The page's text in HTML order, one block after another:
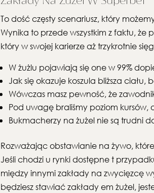
To dość częsty scenariusz, który
Wynika to przede wszystkim z faktu,
który w swojej karierze aż trzykrotnie
W żużlu pojawiają się one w 99%
Jak się okazuje koszula bliższa ciału,
Wówczas masz pewność, że
Pod uwagę braliśmy poziom
Bukmacherzy na żużel nie są trudni
Rozważając obstawianie na żywo,
Jeśli chodzi u rynki dostępne t
między innymi zakłady na zwycięzcę
będziesz stawiać zakłady em żużel,